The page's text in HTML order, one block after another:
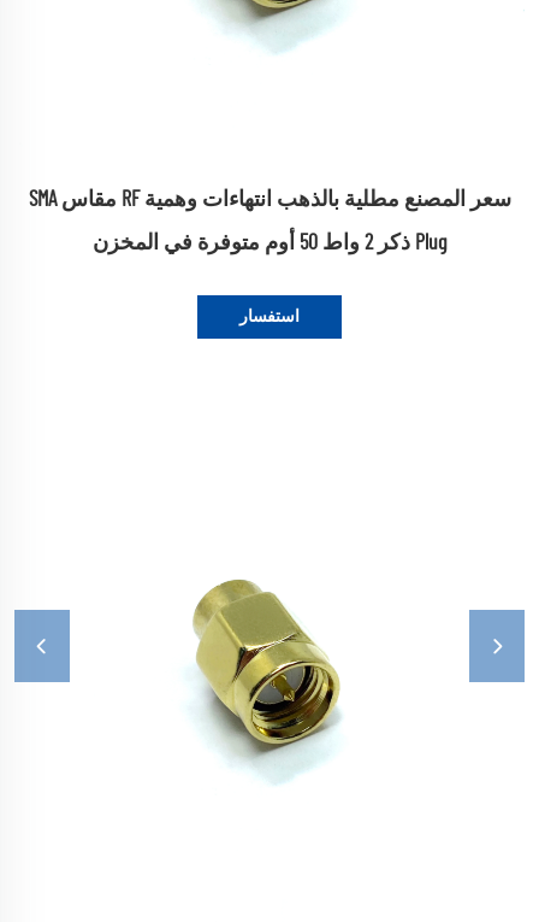
سعر المصنع مطلية بالذهب انتهاءات وهمية RF مقاس SMA
Plug ذكر 2 واط 50 أوم متوفرة في المخزن
استفسار